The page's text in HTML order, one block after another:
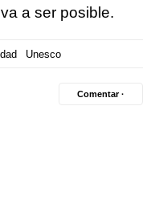
a ser posible.
Unesco
Comentar ·